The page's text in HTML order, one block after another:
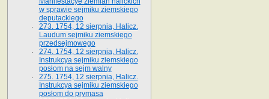
w sprawie sejmiku ziemskiego
deputackiego
273. 1754, 12 sierpnia, Halicz.
Laudum sejmiku ziemskiego
przedsejmowego
274. 1754, 12 sierpnia, Halicz.
Instrukcya sejmiku ziemskiego
posłom na sejm walny
275. 1754, 12 sierpnia, Halicz.
Instrukcya sejmiku ziemskiego
posłom do prymasa